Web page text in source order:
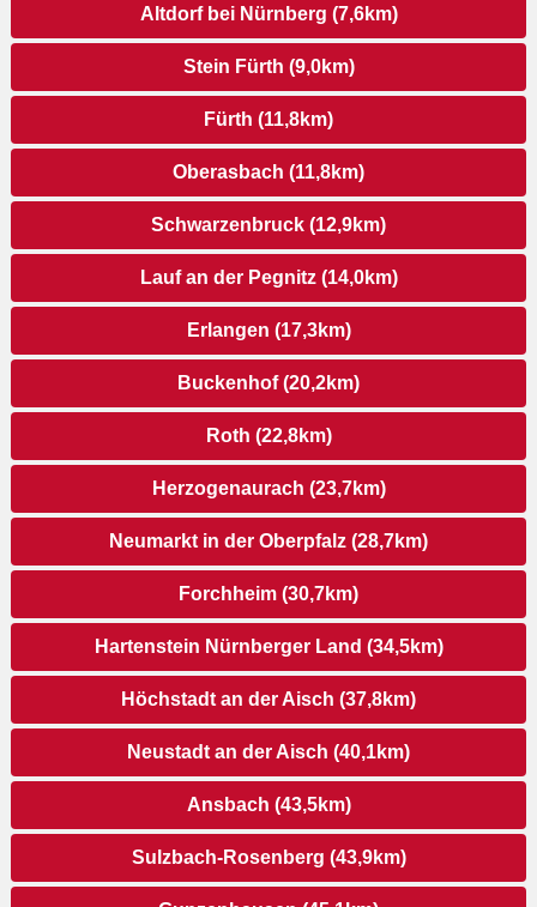
Altdorf bei Nürnberg (7,6km)
Stein Fürth (9,0km)
Fürth (11,8km)
Oberasbach (11,8km)
Schwarzenbruck (12,9km)
Lauf an der Pegnitz (14,0km)
Erlangen (17,3km)
Buckenhof (20,2km)
Roth (22,8km)
Herzogenaurach (23,7km)
Neumarkt in der Oberpfalz (28,7km)
Forchheim (30,7km)
Hartenstein Nürnberger Land (34,5km)
Höchstadt an der Aisch (37,8km)
Neustadt an der Aisch (40,1km)
Ansbach (43,5km)
Sulzbach-Rosenberg (43,9km)